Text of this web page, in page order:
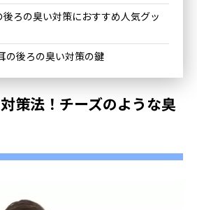
後ろの臭い対策におすすめ人気グッ
の後ろの臭い対策の鍵
策法！チーズのような臭